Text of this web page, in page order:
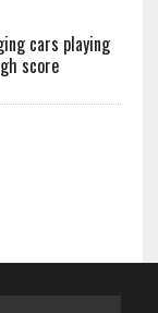
cars playing
score